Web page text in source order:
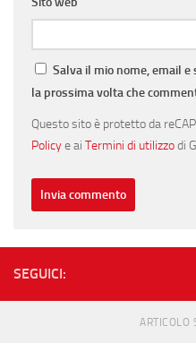
Salva il mio nome, email
la prossima volta che
Questo sito è protetto da
Policye ai Termini di utilizzodi
SEGUICI:
ARTICOLO